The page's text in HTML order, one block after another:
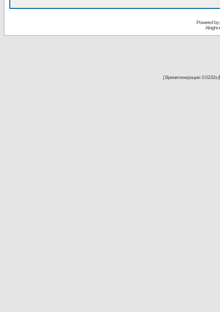
Powered
All right
[ Время генерации: 0.0232s